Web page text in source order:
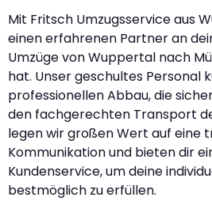
Mit Fritsch Umzugsservice aus
einen erfahrenen Partner an
Umzüge von Wuppertal nach
hat. Unser geschultes Personal
professionellen Abbau, die
den fachgerechten Transport
legen wir großen Wert auf eine
Kommunikation und bieten dir
Kundenservice, um deine
bestmöglich zu erfüllen.